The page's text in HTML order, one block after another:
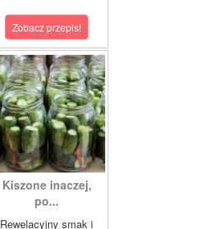
Zobacz przepis!
Kiszone inaczej,
po...
Rewelacyjny smak i